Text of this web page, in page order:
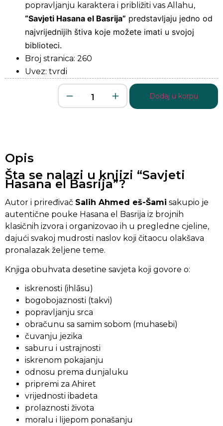
popravljanju karaktera i približiti vas Allahu,
“Savjeti Hasana el Basrija” predstavljaju jedno od
najvrijednijih štiva koje možete imati u svojoj
biblioteci.
Broj stranica: 260
Uvez: tvrdi
Dodaj u korpu
Opis
Šta se nalazi u knjizi “Savjeti
Hasana el Basrija”?
Autor i priređivač Salih Ahmed eš-Šami sakupio je
autentične pouke Hasana el Basrija iz brojnih
klasičnih izvora i organizovao ih u pregledne cjeline,
dajući svakoj mudrosti naslov koji čitaocu olakšava
pronalazak željene teme.
Knjiga obuhvata desetine savjeta koji govore o:
iskrenosti (ihlāsu)
bogobojaznosti (takvi)
popravljanju srca
obračunu sa samim sobom (muhasebi)
čuvanju jezika
saburu i ustrajnosti
iskrenom pokajanju
odnosu prema dunjaluku
pripremi za Ahiret
vrijednosti ibadeta
prolaznosti života
moralu i lijepom ponašanju